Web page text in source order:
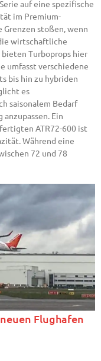
auf eine spezifische
im Premium-
Grenzen stoßen, wenn
wirtschaftliche
Turboprops hier
umfasst verschiedene
bis hin zu hybriden
es
saisonalem Bedarf
Ein
ATR72-600 ist
Während eine
72 und 78
Flughafen